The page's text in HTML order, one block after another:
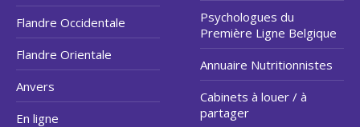
Flandre Occidentale
Flandre Orientale
Anvers
En ligne
Psychologues du
Première Ligne Belgique
Annuaire Nutritionnistes
Cabinets à louer / à
partager